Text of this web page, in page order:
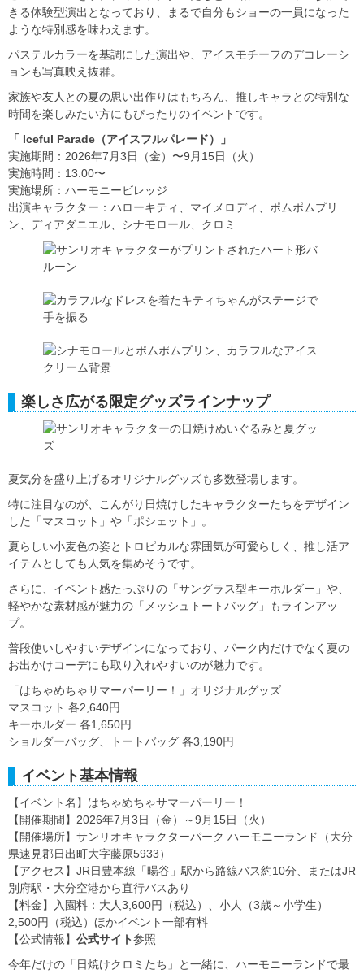
きる体験型演出となっており、まるで自分もショーの一員になった
ような特別感を味わえます。
パステルカラーを基調にした演出や、アイスモチーフのデコレーシ
ョンも写真映え抜群。
家族や友人との夏の思い出作りはもちろん、推しキャラとの特別な
時間を楽しみたい方にもぴったりのイベントです。
「 Iceful Parade（アイスフルパレード）」
実施期間：2026年7月3日（金）〜9月15日（火）
実施時間：13:00〜
実施場所：ハーモニービレッジ
出演キャラクター：ハローキティ、マイメロディ、ポムポムプリ
ン、ディアダニエル、シナモロール、クロミ
楽しさ広がる限定グッズラインナップ
夏気分を盛り上げるオリジナルグッズも多数登場します。
特に注目なのが、こんがり日焼けしたキャラクターたちをデザイン
した「マスコット」や「ポシェット」。
夏らしい小麦色の姿とトロピカルな雰囲気が可愛らしく、推し活ア
イテムとしても人気を集めそうです。
さらに、イベント感たっぷりの「サングラス型キーホルダー」や、
軽やかな素材感が魅力の「メッシュトートバッグ」もラインアッ
プ。
普段使いしやすいデザインになっており、パーク内だけでなく夏の
お出かけコーデにも取り入れやすいのが魅力です。
「はちゃめちゃサマーパーリー！」オリジナルグッズ
マスコット 各2,640円
キーホルダー 各1,650円
ショルダーバッグ、トートバッグ 各3,190円
イベント基本情報
【イベント名】はちゃめちゃサマーパーリー！
【開催期間】2026年7月3日（金）～9月15日（火）
【開催場所】サンリオキャラクターパーク ハーモニーランド（大分
県速見郡日出町大字藤原5933）
【アクセス】JR日豊本線「暘谷」駅から路線バス約10分、またはJR
別府駅・大分空港から直行バスあり
【料金】入園料：大人3,600円（税込）、小人（3歳～小学生）
2,500円（税込）ほかイベント一部有料
【公式情報】 公式サイト参照
今年だけの「日焼けクロミたち」と一緒に、ハーモニーランドで最